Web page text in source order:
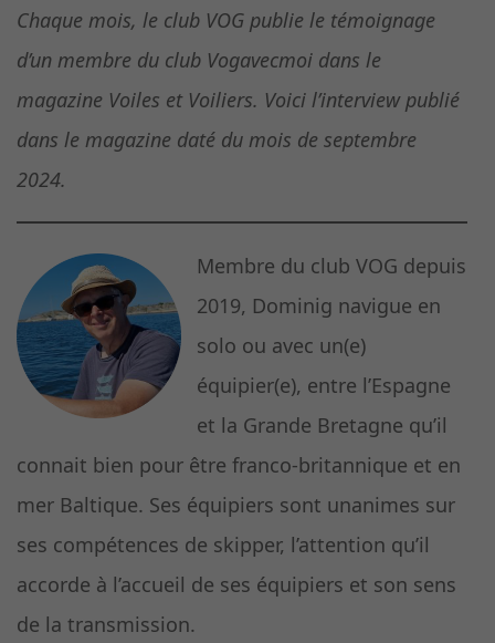
Chaque mois, le club VOG publie le témoignage
d’un membre du club Vogavecmoi dans le
magazine Voiles et Voiliers. Voici l’interview publié
dans le magazine daté du mois de septembre
2024.
Membre du club VOG depuis
2019, Dominig navigue en
solo ou avec un(e)
équipier(e), entre l’Espagne
et la Grande Bretagne qu’il
connait bien pour être franco-britannique et en
mer Baltique. Ses équipiers sont unanimes sur
ses compétences de skipper, l’attention qu’il
accorde à l’accueil de ses équipiers et son sens
de la transmission.